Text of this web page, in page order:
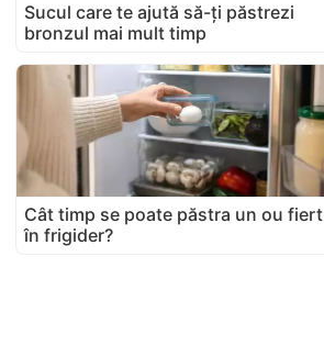
Sucul care te ajută să-ți păstrezi
bronzul mai mult timp
Cât timp se poate păstra un ou fiert
în frigider?